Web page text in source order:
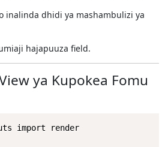
inalinda dhidi ya mashambulizi ya
hajapuuza field.
ya Kupokea Fomu
import render